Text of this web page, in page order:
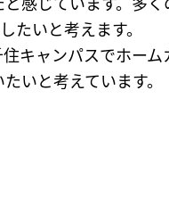
いと考えます。
キャンパスでホー
いと考えています。